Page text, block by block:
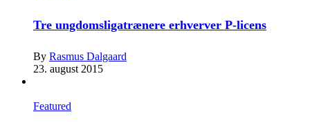
Tre ungdomsligatrænere erhverver P-licens
By Rasmus Dalgaard
23. august 2015
Featured